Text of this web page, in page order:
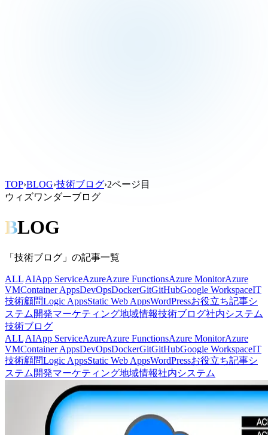
TOP›BLOG›技術ブログ›2ページ目
ウィズワンダーブログ
BLOG
「技術ブログ」の記事一覧
ALL AIApp ServiceAzureAzure FunctionsAzure MonitorAzure
VMContainer AppsDevOpsDockerGitGitHubGoogle WorkspaceIT
技術顧問Logic AppsStatic Web AppsWordPressお役立ち記事シ
ステム開発マーケティング地域情報技術ブログ社内システム
技術ブログ
ALL AIApp ServiceAzureAzure FunctionsAzure MonitorAzure
VMContainer AppsDevOpsDockerGitGitHubGoogle WorkspaceIT
技術顧問Logic AppsStatic Web AppsWordPressお役立ち記事シ
ステム開発マーケティング地域情報社内システム